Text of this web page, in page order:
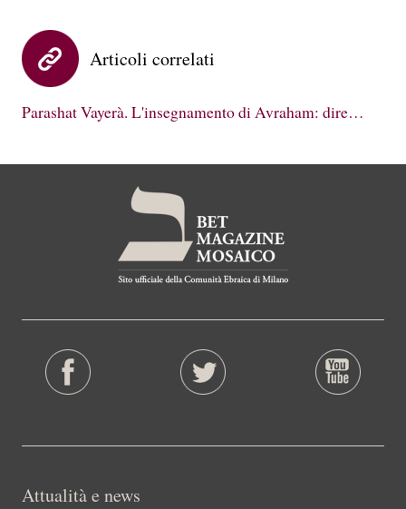
Articoli correlati
Parashat Vayerà. L'insegnamento di Avraham: dire…
Attualità e news